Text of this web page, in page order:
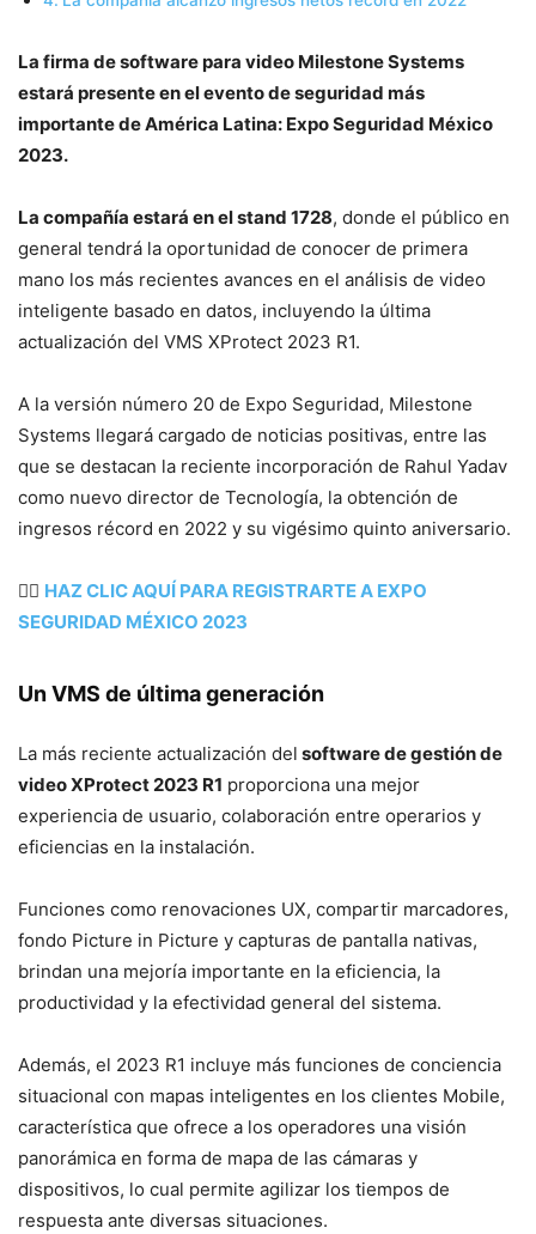
La firma de software para video Milestone Systems
estará presente en el evento de seguridad más
importante de América Latina: Expo Seguridad México
2023.
La compañía estará en el stand 1728, donde el público en
general tendrá la oportunidad de conocer de primera
mano los más recientes avances en el análisis de video
inteligente basado en datos, incluyendo la última
actualización del VMS XProtect 2023 R1.
A la versión número 20 de Expo Seguridad, Milestone
Systems llegará cargado de noticias positivas, entre las
que se destacan la reciente incorporación de Rahul Yadav
como nuevo director de Tecnología, la obtención de
ingresos récord en 2022 y su vigésimo quinto aniversario.
👉🏻 HAZ CLIC AQUÍ PARA REGISTRARTE A EXPO
SEGURIDAD MÉXICO 2023
Un VMS de última generación
La más reciente actualización del software de gestión de
video XProtect 2023 R1 proporciona una mejor
experiencia de usuario, colaboración entre operarios y
eficiencias en la instalación.
Funciones como renovaciones UX, compartir marcadores,
fondo Picture in Picture y capturas de pantalla nativas,
brindan una mejoría importante en la eficiencia, la
productividad y la efectividad general del sistema.
Además, el 2023 R1 incluye más funciones de conciencia
situacional con mapas inteligentes en los clientes Mobile,
característica que ofrece a los operadores una visión
panorámica en forma de mapa de las cámaras y
dispositivos, lo cual permite agilizar los tiempos de
respuesta ante diversas situaciones.